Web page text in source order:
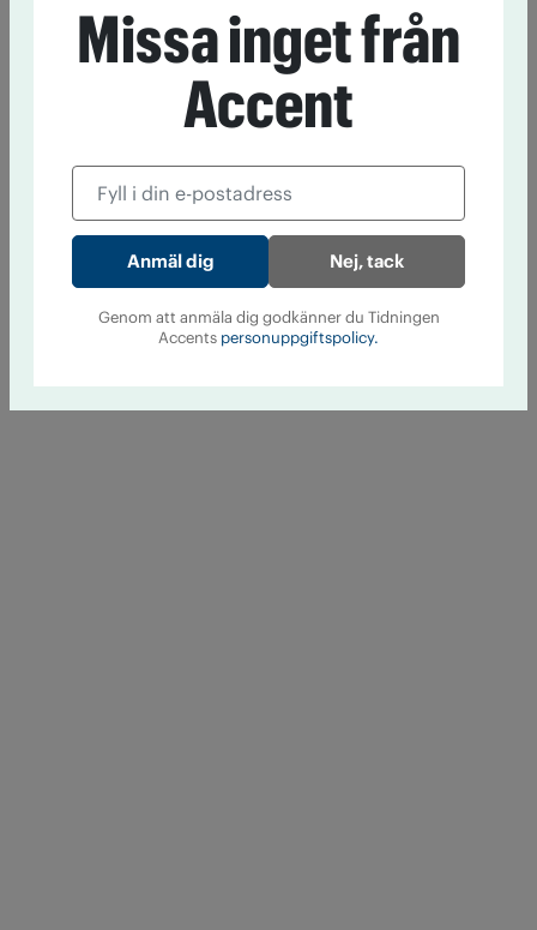
Missa inget från
Accent
Nej, tack
Genom att anmäla dig godkänner du Tidningen
Accents personuppgiftspolicy.